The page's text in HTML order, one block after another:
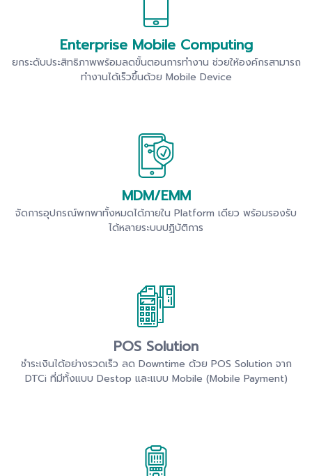
Enterprise Mobile Computing
ยกระดับประสิทธิภาพพร้อมลดขั้นตอนการทำงาน ช่วยให้องค์กรสามารถ
ทำงานได้เร็วขึ้นด้วย Mobile Device
MDM/EMM
จัดการอุปกรณ์พกพาทั้งหมดได้ภายใน Platform เดียว พร้อมรองรับ
ได้หลายระบบปฏิบัติการ
POS Solution
ชำระเงินได้อย่างรวดเร็ว ลด Downtime ด้วย POS Solution จาก
DTCi ที่มีทั้งแบบ Destop และแบบ Mobile (Mobile Payment)